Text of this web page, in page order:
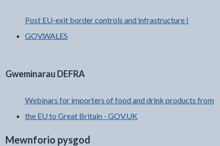
Post EU-exit border controls and infrastructure |
GOV.WALES
Gweminarau DEFRA
Webinars for importers of food and drink products from
the EU to Great Britain - GOV.UK
Mewnforio pysgod